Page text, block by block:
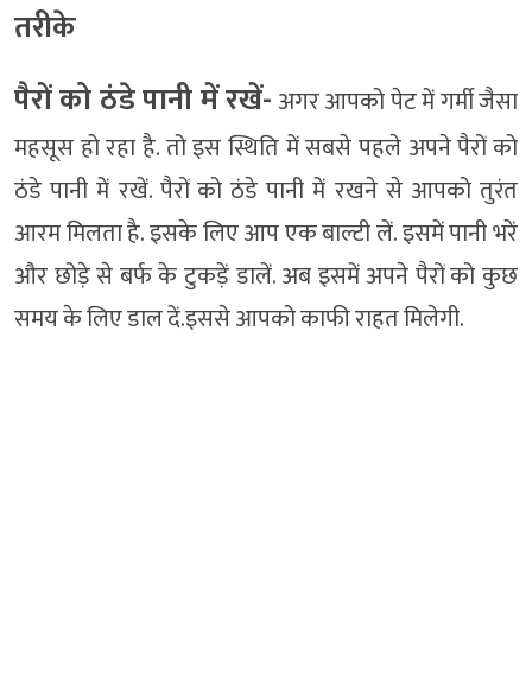
तरीके
पैरों को ठंडे पानी में रखें- अगर आपको पेट में गर्मी जैसा
महसूस हो रहा है. तो इस स्थिति में सबसे पहले अपने पैरों को
ठंडे पानी में रखें. पैरों को ठंडे पानी में रखने से आपको तुरंत
आरम मिलता है. इसके लिए आप एक बाल्टी लें. इसमें पानी भरें
और छोड़े से बर्फ के टुकड़ें डालें. अब इसमें अपने पैरों को कुछ
समय के लिए डाल दें.इससे आपको काफी राहत मिलेगी.